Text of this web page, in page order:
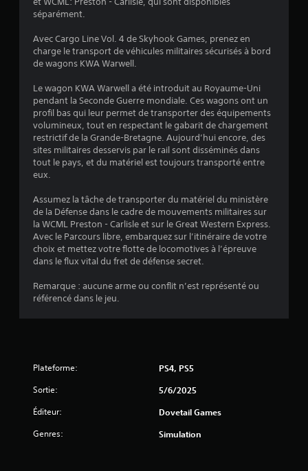
.
4
é
o
i
l
e
séparément.
Avec Cargo Line Vol. 4 de Skyhook Games, prenez en
charge le transport de véhicules militaires sécurisés à bord
de wagons KWA Warwell.
Le wagon KWA Warwell a été introduit au Royaume-Uni
pendant la Seconde Guerre mondiale. Ces wagons ont un
profil bas qui leur permet de transporter des équipements
volumineux, tout en respectant le gabarit de chargement
restrictif de la Grande-Bretagne. Aujourd’hui encore, des
sites militaires desservis par le rail sont disséminés dans
tout le pays, et du matériel est toujours transporté entre
eux.
Assumez la tâche de transporter du matériel du ministère
de la Défense dans le cadre de mouvements militaires sur
la WCML Preston - Carlisle et sur le Great Western Express.
Avec le Parcours libre, embarquez sur l’itinéraire de votre
choix et mettez votre flotte de locomotives à l’épreuve
dans le flux vital du fret de défense secret.
Remarque : aucune arme ou conflit n’est représenté ou
référencé dans le jeu.
Plateforme: PS4, PS5
Sortie: 5/6/2025
Éditeur: Dovetail Games
Genres: Simulation